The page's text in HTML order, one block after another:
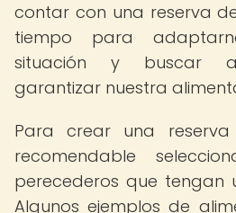
contar con una reserva
tiempo para
situación y buscar
garantizar nuestra
Para crear una
recomendable
perecederos que tengan
Algunos ejemplos de